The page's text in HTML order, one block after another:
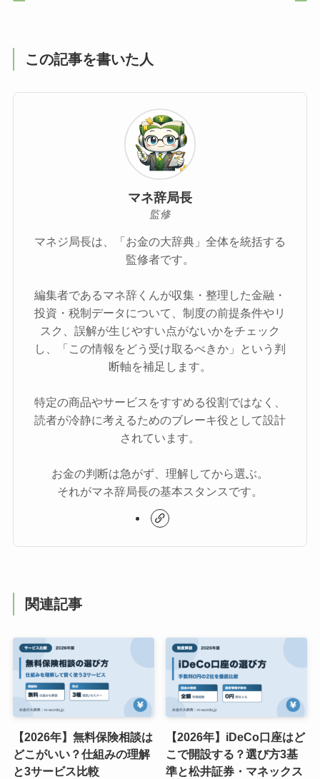
この記事を書いた人
マネ辞局長
監修
マネジ局長は、「お金の大辞典」全体を統括する
監修者です。
編集者であるマネ辞くんが収集・整理した金融・
投資・税制データについて、制度の前提条件やリ
スク、誤解が生じやすい点がないかをチェック
し、「この情報をどう受け取るべきか」という判
断軸を補足します。
特定の商品やサービスをすすめる役割ではなく、
読者が冷静に考えるためのブレーキ役として設計
されています。
お金の判断は急がず、理解してから選ぶ。
それがマネ辞局長の基本スタンスです。
関連記事
【2026年】無料保険相談は
どこがいい？仕組みの理解
と3サービス比較
【2026年】iDeCo口座はど
こで開設する？選び方3基
準と松井証券・マネックス